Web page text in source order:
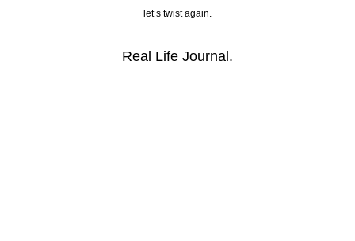
let’s twist again.
Real Life Journal.